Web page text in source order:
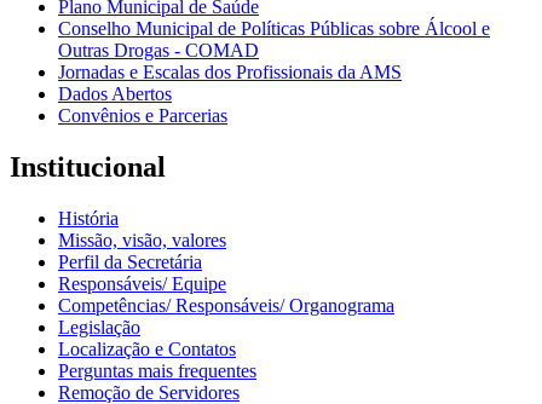
Plano Municipal de Saúde
Conselho Municipal de Políticas Públicas sobre Álcool e
Outras Drogas - COMAD
Jornadas e Escalas dos Profissionais da AMS
Dados Abertos
Convênios e Parcerias
Institucional
História
Missão, visão, valores
Perfil da Secretária
Responsáveis/ Equipe
Competências/ Responsáveis/ Organograma
Legislação
Localização e Contatos
Perguntas mais frequentes
Remoção de Servidores